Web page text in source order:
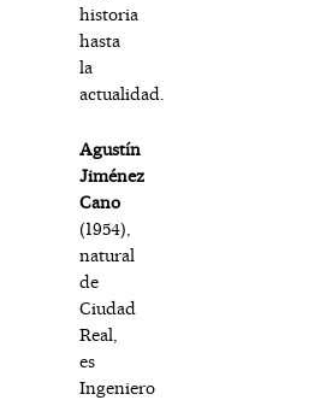
historia
hasta
la
actualidad.
Agustín
Jiménez
Cano
(1954),
natural
de
Ciudad
Real,
es
Ingeniero